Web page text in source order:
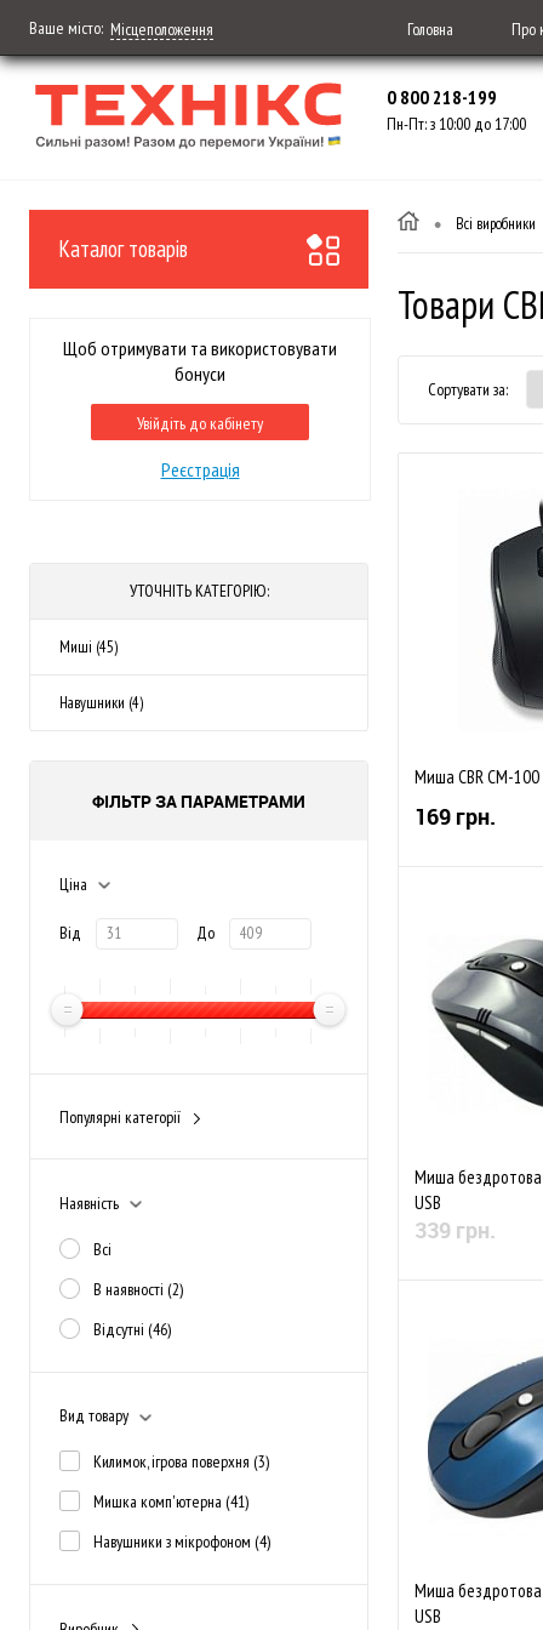
Ваше місто: Місцеположення Головна Про
0 800 218-199
Пн-Пт: з 10:00 до 17:00
Каталог товарів
Щоб отримувати та використовувати
бонуси
Увійдіть до кабінету
Реєстрація
УТОЧНІТЬ КАТЕГОРІЮ:
Миші (45)
Навушники (4)
ФІЛЬТР ЗА ПАРАМЕТРАМИ
Ціна
Від До
Популярні категорії
Наявність
Всі
В наявності (2)
Відсутні (46)
Вид товару
Килимок, ігрова поверхня (3)
Мишка комп'ютерна (41)
Навушники з мікрофоном (4)
• Всі виробники
Товари
Сортувати за:
Миша CBR CM-100
169 грн.
До обраного
Закінчується
Миша бездротова
USB
339 грн.
Немає
До обраного
Миша бездротова
USB